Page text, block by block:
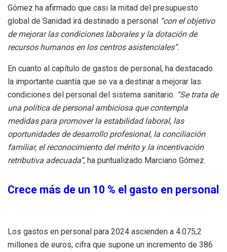
Gómez ha afirmado que casi la mitad del presupuesto
global de Sanidad irá destinado a personal “con el objetivo
de mejorar las condiciones laborales y la dotación de
recursos humanos en los centros asistenciales”.
En cuanto al capítulo de gastos de personal, ha destacado
la importante cuantía que se va a destinar a mejorar las
condiciones del personal del sistema sanitario. “Se trata de
una política de personal ambiciosa que contempla
medidas para promover la estabilidad laboral, las
oportunidades de desarrollo profesional, la conciliación
familiar, el reconocimiento del mérito y la incentivación
retributiva adecuada”, ha puntualizado Marciano Gómez.
Crece más de un 10 % el gasto en personal
Los gastos en personal para 2024 ascienden a 4.075,2
millones de euros, cifra que supone un incremento de 386